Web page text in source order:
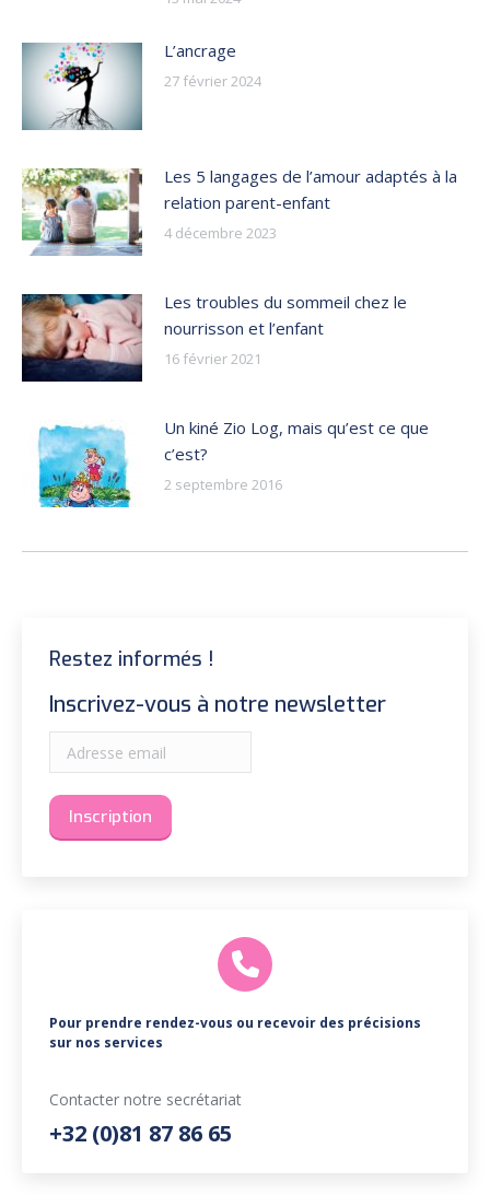
L’ancrage
27 février 2024
Les 5 langages de l’amour adaptés à la
relation parent-enfant
4 décembre 2023
Les troubles du sommeil chez le
nourrisson et l’enfant
16 février 2021
Un kiné Zio Log, mais qu’est ce que
c’est?
2 septembre 2016
Restez informés !
Inscrivez-vous à notre newsletter
Pour prendre rendez-vous ou recevoir des précisions
sur nos services
Contacter notre secrétariat
+32 (0)81 87 86 65